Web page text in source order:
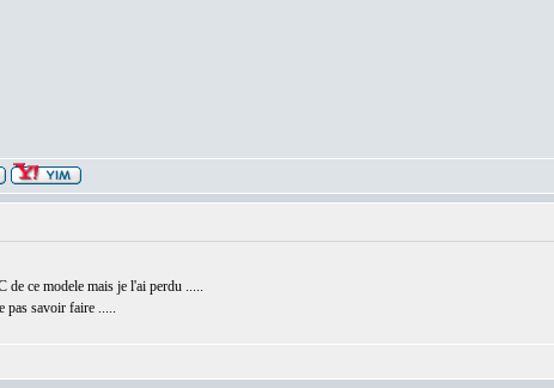
ce modele mais je l'ai perdu .....
pas savoir faire .....